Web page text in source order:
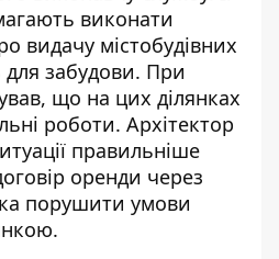
виконати
видачу містобудівних
забудови. При
що на цих ділянках
роботи. Архітектор
правильніше
оренди через
порушити умови